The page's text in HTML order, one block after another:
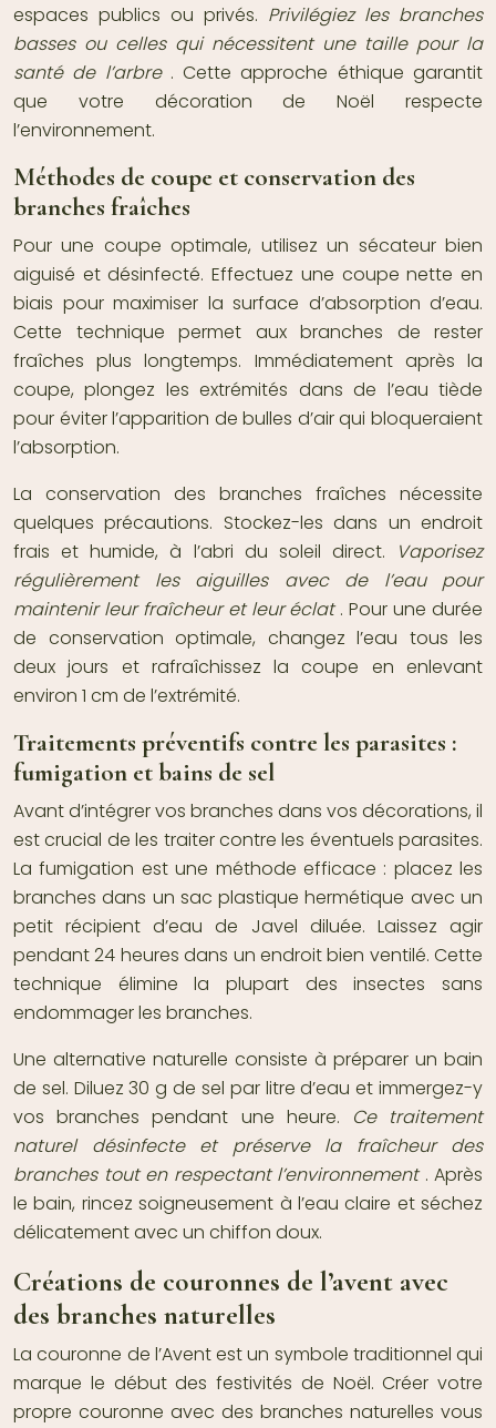
espaces publics ou privés. Privilégiez les branches
basses ou celles qui nécessitent une taille pour la
santé de l’arbre . Cette approche éthique garantit
que votre décoration de Noël respecte
l’environnement.
Méthodes de coupe et conservation des
branches fraîches
Pour une coupe optimale, utilisez un sécateur bien
aiguisé et désinfecté. Effectuez une coupe nette en
biais pour maximiser la surface d’absorption d’eau.
Cette technique permet aux branches de rester
fraîches plus longtemps. Immédiatement après la
coupe, plongez les extrémités dans de l’eau tiède
pour éviter l’apparition de bulles d’air qui bloqueraient
l’absorption.
La conservation des branches fraîches nécessite
quelques précautions. Stockez-les dans un endroit
frais et humide, à l’abri du soleil direct.
Vaporisez
régulièrement les aiguilles avec de l’eau pour
maintenir leur fraîcheur et leur éclat. Pour une durée
de conservation optimale, changez l’eau tous les
deux jours et rafraîchissez la coupe en enlevant
environ 1 cm de l’extrémité.
Traitements préventifs contre les parasites :
fumigation et bains de sel
Avant d’intégrer vos branches dans vos décorations, il
est crucial de les traiter contre les éventuels parasites.
La fumigation est une méthode efficace : placez les
branches dans un sac plastique hermétique avec un
petit récipient d’eau de Javel diluée. Laissez agir
pendant 24 heures dans un endroit bien ventilé. Cette
technique élimine la plupart des insectes sans
endommager les branches.
Une alternative naturelle consiste à préparer un bain
de sel. Diluez 30 g de sel par litre d’eau et immergez-y
vos branches pendant une heure. Ce traitement
naturel désinfecte et préserve la fraîcheur des
branches tout en respectant l’environnement . Après
le bain, rincez soigneusement à l’eau claire et séchez
délicatement avec un chiffon doux.
Créations de couronnes de l’avent avec
des branches naturelles
La couronne de l’Avent est un symbole traditionnel qui
marque le début des festivités de Noël. Créer votre
propre couronne avec des branches naturelles vous